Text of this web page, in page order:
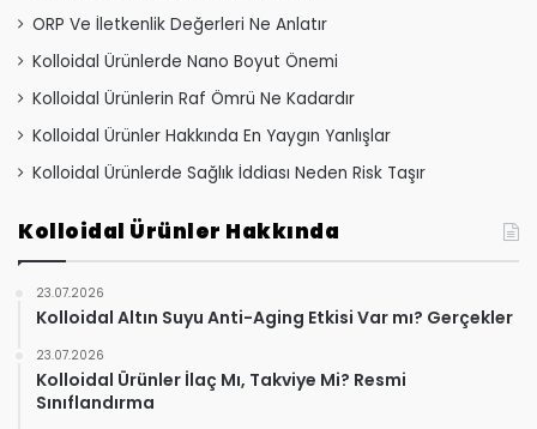
ORP Ve İletkenlik Değerleri Ne Anlatır
Kolloidal Ürünlerde Nano Boyut Önemi
Kolloidal Ürünlerin Raf Ömrü Ne Kadardır
Kolloidal Ürünler Hakkında En Yaygın Yanlışlar
Kolloidal Ürünlerde Sağlık İddiası Neden Risk Taşır
Kolloidal Ürünler Hakkında
23.07.2026
Kolloidal Altın Suyu Anti-Aging Etkisi Var mı? Gerçekler
23.07.2026
Kolloidal Ürünler İlaç Mı, Takviye Mi? Resmi
Sınıflandırma